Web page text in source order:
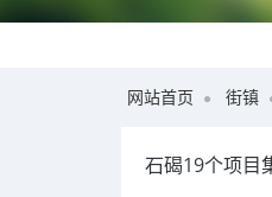
网站首页 街镇
石碣19个项目